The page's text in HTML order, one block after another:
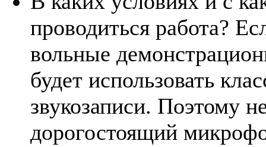
проводиться работа?
вольные
будет использовать
звукозаписи. Поэтому
дорогостоящий